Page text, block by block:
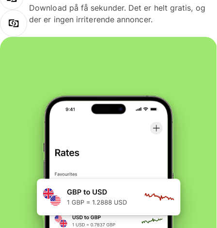
Download på få sekunder. Det er helt gratis, og
der er ingen irriterende annoncer.